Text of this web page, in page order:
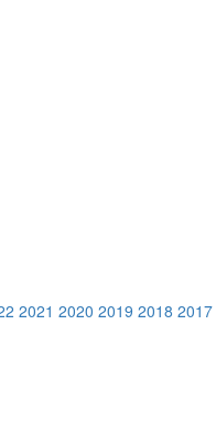
2021 2020 2019 2018 2017